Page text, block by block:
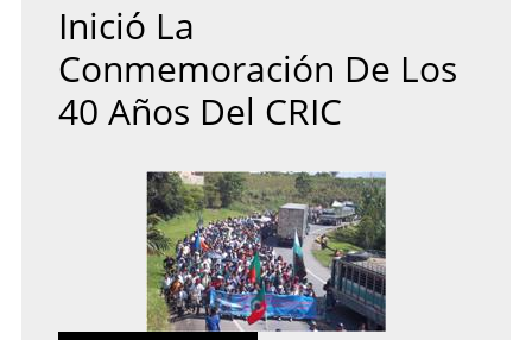
Inició La
Conmemoración De Los
40 Años Del CRIC